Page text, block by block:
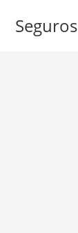
Seguros